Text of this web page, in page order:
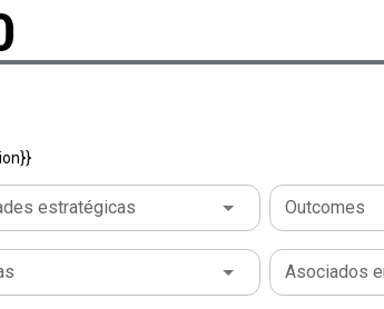
estratégicas Outcomes
Asociados